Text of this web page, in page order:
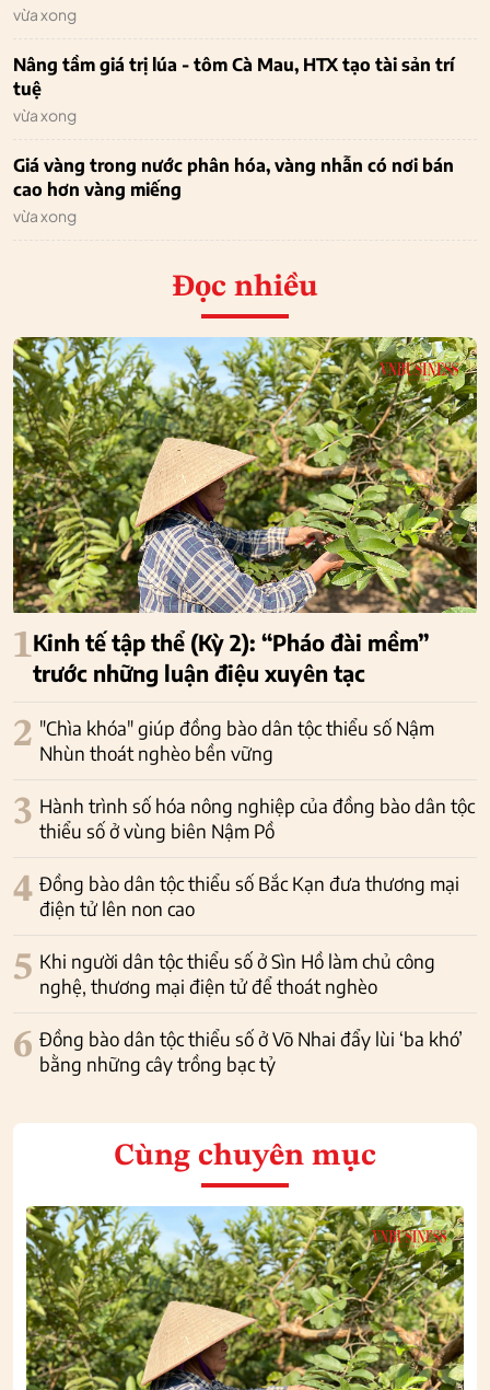
vừa xong
Nâng tầm giá trị lúa - tôm Cà Mau, HTX tạo tài sản trí
tuệ
vừa xong
Giá vàng trong nước phân hóa, vàng nhẫn có nơi bán
cao hơn vàng miếng
vừa xong
Đọc nhiều
1Kinh tế tập thể (Kỳ 2): “Pháo đài mềm”
trước những luận điệu xuyên tạc
2 "Chìa khóa" giúp đồng bào dân tộc thiểu số Nậm
Nhùn thoát nghèo bền vững
3 Hành trình số hóa nông nghiệp của đồng bào dân tộc
thiểu số ở vùng biên Nậm Pồ
4 Đồng bào dân tộc thiểu số Bắc Kạn đưa thương mại
điện tử lên non cao
5 Khi người dân tộc thiểu số ở Sìn Hồ làm chủ công
nghệ, thương mại điện tử để thoát nghèo
6 Đồng bào dân tộc thiểu số ở Võ Nhai đẩy lùi ‘ba khó’
bằng những cây trồng bạc tỷ
Cùng chuyên mục